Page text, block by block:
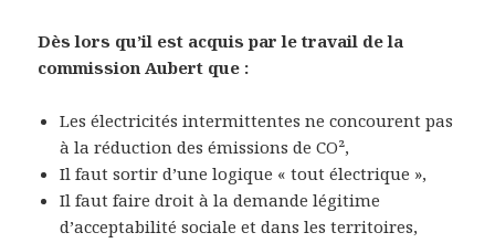
Dès lors qu’il est acquis par le travail de la
commission Aubert que :
Les électricités intermittentes ne concourent pas
à la réduction des émissions de CO²,
Il faut sortir d’une logique « tout électrique »,
Il faut faire droit à la demande légitime
d’acceptabilité sociale et dans les territoires,